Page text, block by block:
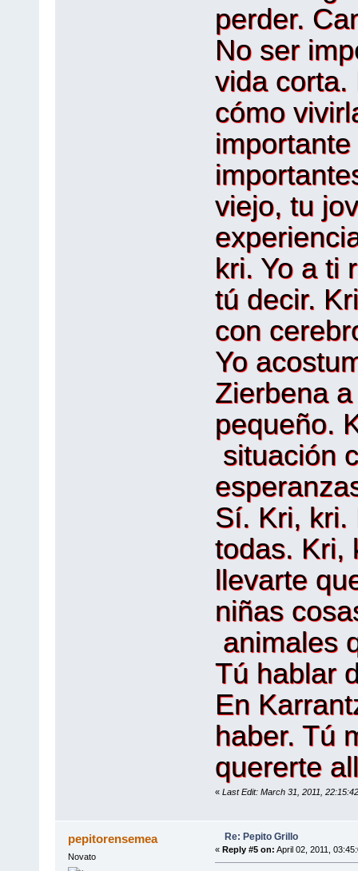
perder.
No ser
vida corta.
cómo
viejo, tu
kri. Yo a ti
tú decir.
con
Yo
Zierbena
pequeño.
situación
Sí. Kri, kri.
todas. Kri,
llevarte
niñas
animales
Tú hablar
En
haber. Tú
quererte
« Last Edit: March 31, 2011,
pepitorensemea
Novato
Re: Pepito Grillo
« Reply #5 on: April 02, 2011,